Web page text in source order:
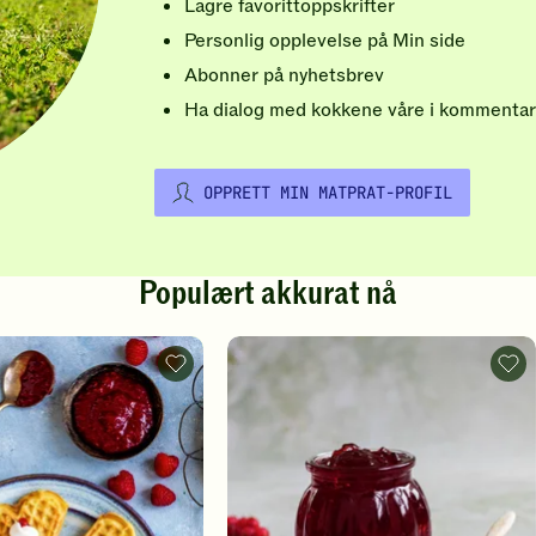
Lagre favorittoppskrifter
Personlig opplevelse på Min side
Abonner på nyhetsbrev
Ha dialog med kokkene våre i
OPPRETT MIN MATPRAT-PROFIL
Populært akkurat nå
Vafler
-
legg
til
favoritter
-